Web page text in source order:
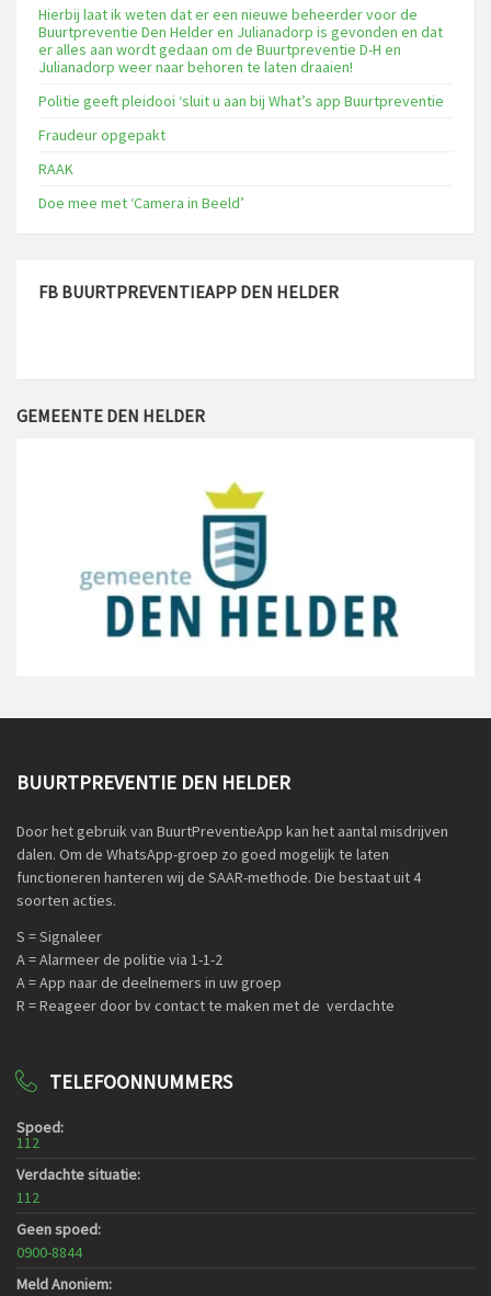
Hierbij laat ik weten dat er een nieuwe beheerder voor de
Buurtpreventie Den Helder en Julianadorp is gevonden en dat
er alles aan wordt gedaan om de Buurtpreventie D-H en
Julianadorp weer naar behoren te laten draaien!
Politie geeft pleidooi ‘sluit u aan bij What’s app Buurtpreventie
Fraudeur opgepakt
RAAK
Doe mee met ‘Camera in Beeld’
FB BUURTPREVENTIEAPP DEN HELDER
GEMEENTE DEN HELDER
BUURTPREVENTIE DEN HELDER
Door het gebruik van BuurtPreventieApp kan het aantal misdrijven
dalen. Om de WhatsApp-groep zo goed mogelijk te laten
functioneren hanteren wij de SAAR-methode. Die bestaat uit 4
soorten acties.
S = Signaleer
A = Alarmeer de politie via 1-1-2
A = App naar de deelnemers in uw groep
R = Reageer door bv contact te maken met de verdachte
TELEFOONNUMMERS
Spoed:
112
Verdachte situatie:
112
Geen spoed:
0900-8844
Meld Anoniem: